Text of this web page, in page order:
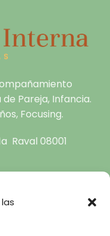
Pareja, Infancia.
Focusing.
Raval 08001